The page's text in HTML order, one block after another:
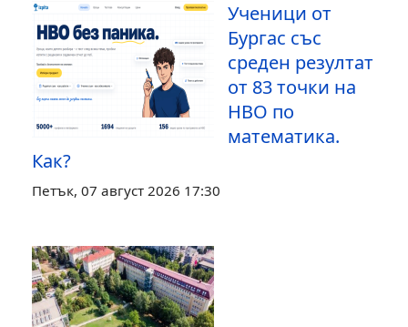
Ученици от
Бургас със
среден резултат
от 83 точки на
НВО по
математика.
Как?
Петък, 07 август 2026 17:30